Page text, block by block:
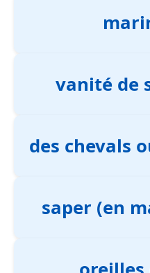
vanité de
des chevals
saper (en